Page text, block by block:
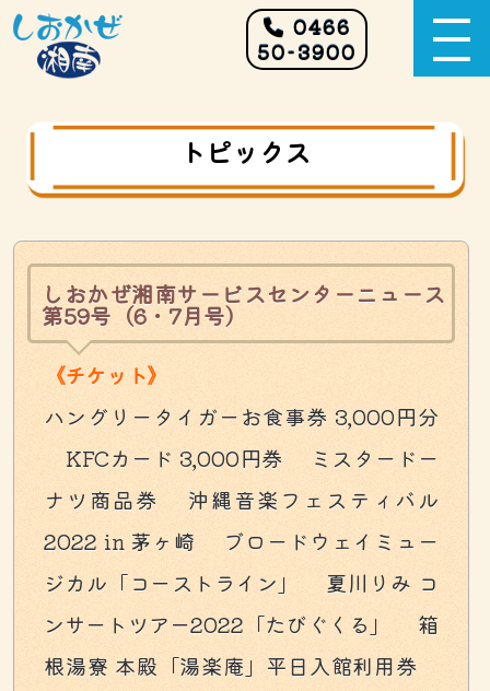
0466
50-3900
トピックス
しおかぜ湘南サービスセンターニュース
第59号（6・7月号）
《チケット》
ハングリータイガーお食事券 3,000円分
KFCカード 3,000円券 ミスタードー
ナツ商品券 沖縄音楽フェスティバル
2022 in 茅ヶ崎 ブロードウェイミュー
ジカル「コーストライン」 夏川りみ コ
ンサートツアー2022「たびぐくる」 箱
根湯寮 本殿「湯楽庵」平日入館利用券